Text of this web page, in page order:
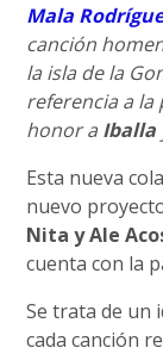
Mala
canción
la isla de la
referencia a la
honor a Iballa
Esta nueva
nuevo
Nita y Ale
cuenta con la
Se trata de un
cada canción